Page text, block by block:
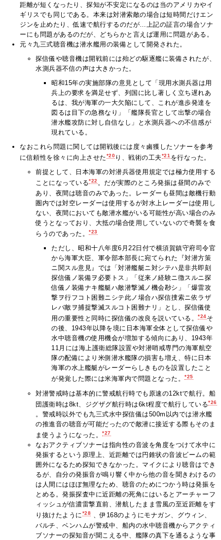
距離が短くなったり、探知が不安定になるのは当のアメリカやイ
ギリスでも同じである。本来は対潜索敵の場合は短時間だけエン
ジンを止めたり、低速で航行するのだが…上記の証言の場合ソナ
ーにも問題があるのだが、どちらかと言えば運用に問題がある。
元々九三式聴音機は潜水艦用の装備として開発された。
探信儀や聴音機は開戦前には殆どの駆逐艦に装備されたが、
水測兵器不信の声は大きかった。
昭和15年の実施部隊の意見として「現用水測兵器は用
兵上の要求を満足せず、列国に比し著しく立ち遅れあ
るは、我が海軍の一大欠陥にして、これが進歩発達を
図るは目下の急務なり」「艦隊長官として出撃の場合
潜水艦攻防に対し自信なし」と水測兵器への不信感が
現れている。
なおこれら問題に関しては開戦後には度々鹵獲したソナーを参考
に信頼性を徐々に向上させた*20り、戦術の工夫*21 を行なった。
前提として、日本海軍の対潜兵器使用規定では極力使用する
ことになっている*22。だが実際のところ発振は昼間のみで
あり、夜間は聴音のみであった。レーダーも昼間は敵機行動
圏内では対空レーダーは使用するが対水上レーダーは使用し
ない、夜間においても敵潜水艦がいる可能性が高い場合のみ
使うとなっており、大抵の場合使用していないので奇襲を食
らうのであった。*23
ただし、昭和十八年度6月22日付で横須賀鎮守府司令官
から海軍大臣、軍令部本部長に宛てられた『対潜方策
ニ関スル意見』では「対潜艦艇ニ対シテハ是非共即刻
探信儀ノ装備ヲ必要トス」「従来ノ経験ニ徴スルニ探
信儀ノ装備ナキ艦艇ハ敵潜撃滅ノ機会尠シ」「爆雷攻
撃ヲ行フコト困難ニシテ此ノ場合ハ探信捜索ニ依ラザ
レバ敵ヲ捕捉撃滅スルコト困難ナリ」とし、探信儀使
用の重要性と同時に探信儀の改良を説いている。*24そ
の後、1943年以降を境に日本海軍全体として探信儀や
水中聴音機の使用機会が増加する傾向にあり、1943年
11月には海上護衛総隊設置や対潜哨戒専門の海軍航空
隊の配備により米側潜水艦隊の損害も増え、特に日本
海軍の水上艦艇がレーダーらしきものを設置したこと
が発覚した際には米海軍内で問題となった。*25
対潜警戒時は基本的に警戒航行時でも原速の12ktで航行。船
団護衛時は8kt、ジグザグ航行時は6kt程度で航行している*26
。警戒時以外でも九三式水中探信儀は500m以内では潜水艦
の推進音の聴音が可能だったので敵潜に接近する際もそのま
ま使うようになった。*27
なおアクティブソナーは指向性の音波を角度をつけて水中に
発振するという原理上、近距離では円錐状の音波ビームの範
囲外になるため探知できなかった。マイクにより聴音はでき
るが、自分の発振音が鳴り響く中から他の音を聞きわけるの
は人間にはほぼ無理なため、聴音のためにつかう時は発振を
とめる。発振探査中に近距離の死角にはいるとアーチャーフ
ィッシュが信濃雷撃直前、潜航したまま雪風の至近距離をす
り抜けたように*28 、伊168のようにモナガン、グウィン、
バルチ、ベンハムが警戒中、船内の水中聴音機からアクティ
ブソナーの探知音が聞こえる中、艦隊の真下を通るような事